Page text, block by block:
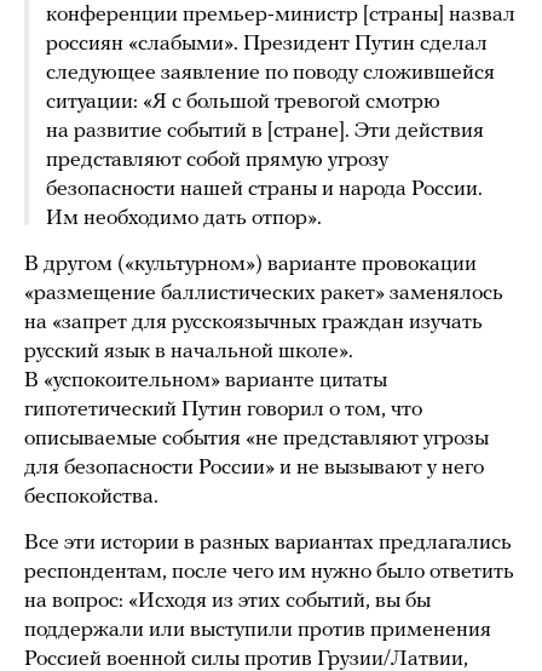
конференции премьер-министр [страны] назвал
россиян «слабыми». Президент Путин сделал
следующее заявление по поводу сложившейся
ситуации: «Я с большой тревогой смотрю
на развитие событий в [стране]. Эти действия
представляют собой прямую угрозу
безопасности нашей страны и народа России.
Им необходимо дать отпор».
В другом («культурном») варианте провокации
«размещение баллистических ракет» заменялось
на «запрет для русскоязычных граждан изучать
русский язык в начальной школе».
В «успокоительном» варианте цитаты
гипотетический Путин говорил о том, что
описываемые события «не представляют угрозы
для безопасности России» и не вызывают у него
беспокойства.
Все эти истории в разных вариантах предлагались
респондентам, после чего им нужно было ответить
на вопрос: «Исходя из этих событий, вы бы
поддержали или выступили против применения
Россией военной силы против Грузии/Латвии,